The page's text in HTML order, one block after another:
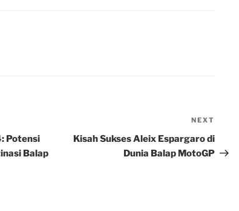
Potensi
Balap
Post
NEXT
Kisah Sukses Aleix Espargaro di
Dunia Balap MotoGP